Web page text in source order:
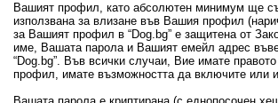
Вашият профил, като абсолютен минимум ще
използвана за влизане във Вашия профил
за Вашият профил в “Dog.bg” е защитена от
име, Вашата парола и Вашият емейл адрес
“Dog.bg”. Във всички случаи, Вие имате
профил, имате възможността да включите или